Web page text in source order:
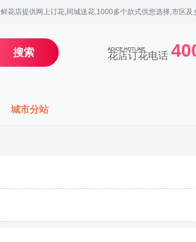
鲜花店提供网上订花,同城送花,1000多个款式供您选择,市区及
搜索 花店订花电话
城市分站